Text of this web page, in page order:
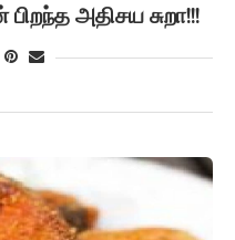
அதிசய சுறா!!!